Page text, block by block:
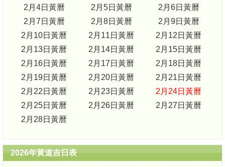
2月4日黃曆
2月5日黃曆
2月6日黃曆
2月7日黃曆
2月8日黃曆
2月9日黃曆
2月10日黃曆
2月11日黃曆
2月12日黃曆
2月13日黃曆
2月14日黃曆
2月15日黃曆
2月16日黃曆
2月17日黃曆
2月18日黃曆
2月19日黃曆
2月20日黃曆
2月21日黃曆
2月22日黃曆
2月23日黃曆
2月24日黃曆
2月25日黃曆
2月26日黃曆
2月27日黃曆
2月28日黃曆
2026年黃道吉日表